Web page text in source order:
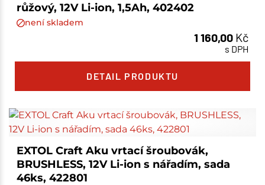
růžový, 12V Li-ion, 1,5Ah, 402402
není skladem
1 160,00 Kč
s DPH
DETAIL PRODUKTU
EXTOL Craft Aku vrtací šroubovák,
BRUSHLESS, 12V Li-ion s nářadím, sada
46ks, 422801